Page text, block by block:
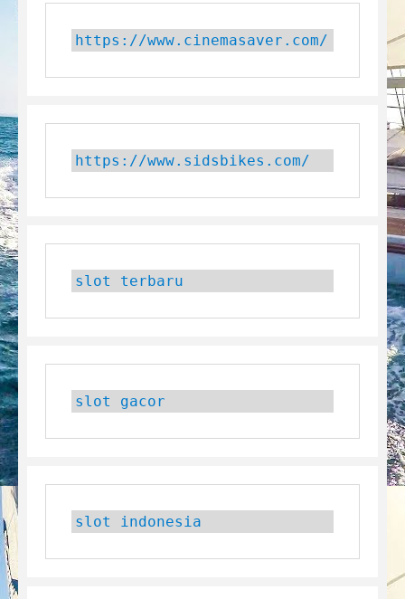
https://www.cinemasaver.com/
https://www.sidsbikes.com/
slot terbaru
slot gacor
slot indonesia